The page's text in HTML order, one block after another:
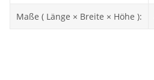
Maße ( Länge × Breite × Höhe ):